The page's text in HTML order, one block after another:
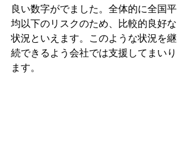
良い数字がでました。全体的に全国平
均以下のリスクのため、比較的良好な
状況といえます。このような状況を継
続できるよう会社では支援してまいり
ます。